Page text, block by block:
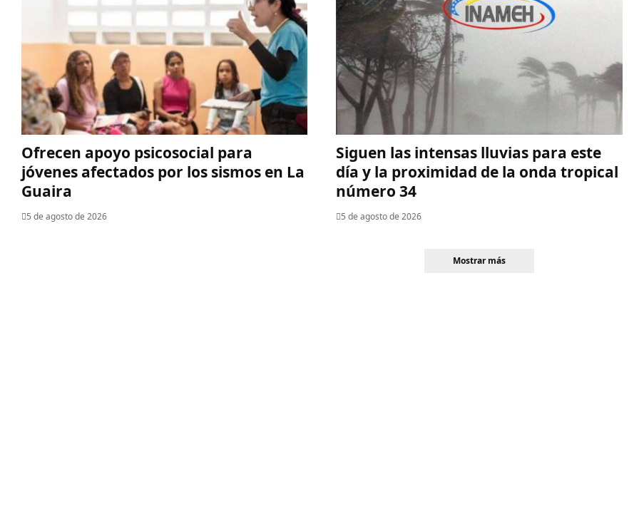
Ofrecen apoyo psicosocial para
jóvenes afectados por los sismos en La
Guaira
5 de agosto de 2026
Siguen las intensas lluvias para este
día y la proximidad de la onda tropical
número 34
5 de agosto de 2026
Mostrar más